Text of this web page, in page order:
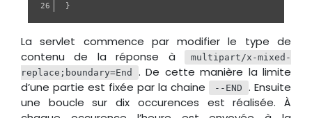
}
La servlet commence par modifier le type de
contenu de la réponse à
multipart/x-mixed-
replace;boundary=End
. De cette manière la limite
d’une partie est fixée par la chaine
--END
. Ensuite
une boucle sur dix occurences est réalisée. À